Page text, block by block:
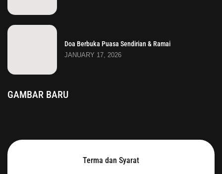
Doa Berbuka Puasa Sendirian & Ramai
JANUARY 17, 2026
GAMBAR BARU
Terma dan Syarat